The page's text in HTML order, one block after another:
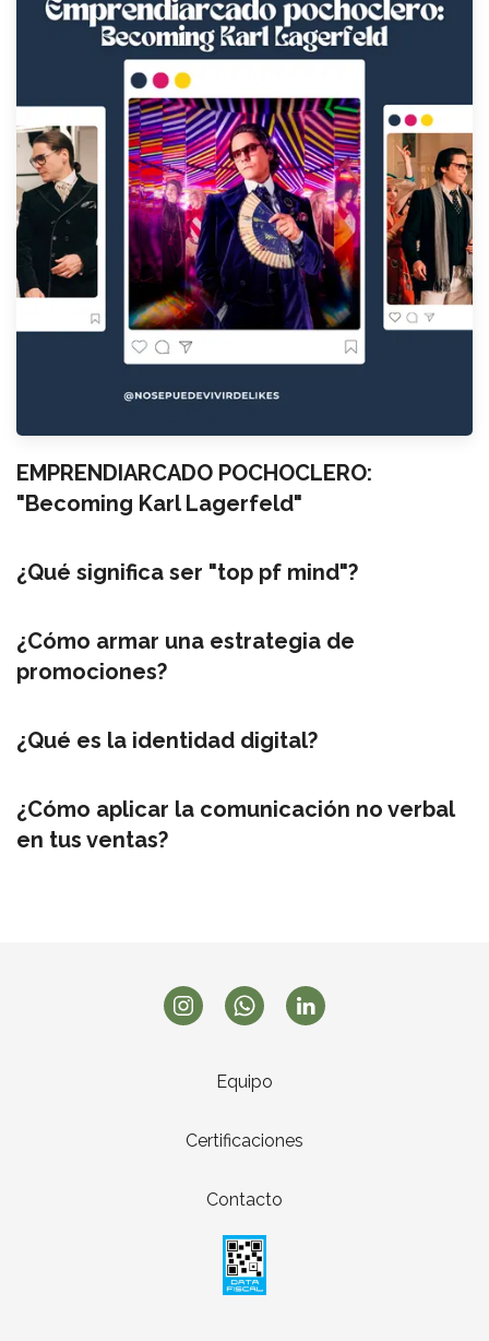
EMPRENDIARCADO POCHOCLERO:
"Becoming Karl Lagerfeld"
¿Qué significa ser "top pf mind"?
¿Cómo armar una estrategia de
promociones?
¿Qué es la identidad digital?
¿Cómo aplicar la comunicación no verbal
en tus ventas?
Equipo
Certificaciones
Contacto